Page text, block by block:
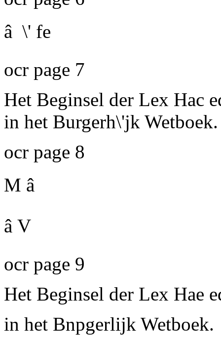
â \' fe
ocr page 7
Het Beginsel der Lex Hac
in het Burgerh\'jk Wetboek.
ocr page 8
M â
â V
ocr page 9
Het Beginsel der Lex Hae
in het Bnpgerlijk Wetboek.